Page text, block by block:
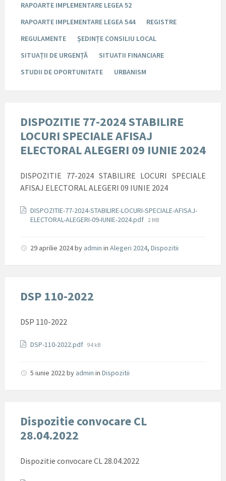
RAPOARTE IMPLEMENTARE LEGEA 52
RAPOARTE IMPLEMENTARE LEGEA 544
REGISTRE
REGULAMENTE
ȘEDINȚE CONSILIU LOCAL
SITUAȚII DE URGENȚĂ
SITUATII FINANCIARE
STUDII DE OPORTUNITATE
URBANISM
DISPOZITIE 77-2024 STABILIRE
LOCURI SPECIALE AFISAJ
ELECTORAL ALEGERI 09 IUNIE 2024
DISPOZITIE 77-2024 STABILIRE LOCURI SPECIALE
AFISAJ ELECTORAL ALEGERI 09 IUNIE 2024
Documente
DISPOZITIE-77-2024-STABILIRE-LOCURI-SPECIALE-AFISAJ-
ELECTORAL-ALEGERI-09-IUNIE-2024.pdf File
2 MB
29 aprilie 2024by admin in Alegeri 2024, Dispozitii
DSP 110-2022
DSP 110-2022
Documente
DSP-110-2022.pdf File
94 kB
5 iunie 2022by admin in Dispozitii
Dispozitie convocare CL
28.04.2022
Dispozitie convocare CL 28.04.2022